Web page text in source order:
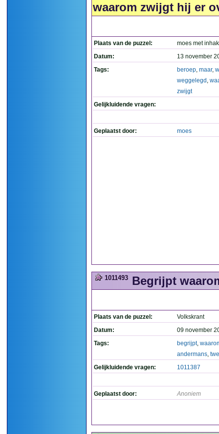
waarom zwijgt hij er
Plaats van de puzzel:
moes met
Datum:
13 november
Tags:
beroep, maar,
weggelegd ,
zwijgt
Gelijkluidende vragen:
Geplaatst door: moes
1011493 Begrijpt
Plaats van de puzzel:
Volkskrant
Datum:
09 november
Tags:
begrijpt,
andermans,
Gelijkluidende vragen:
1011387
Geplaatst door: Anoniem